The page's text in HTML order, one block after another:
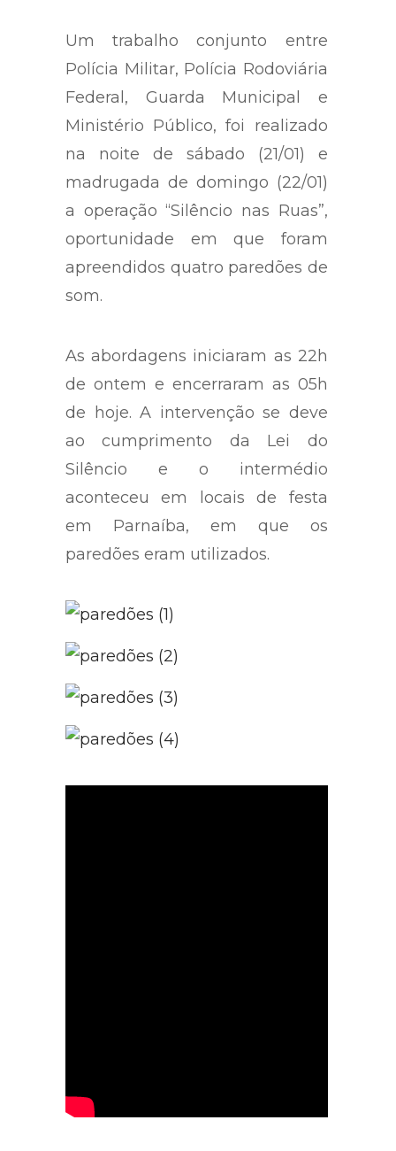
Um trabalho conjunto entre
Polícia Militar, Polícia Rodoviária
Federal, Guarda Municipal e
Ministério Público, foi realizado
na noite de sábado (21/01) e
madrugada de domingo (22/01)
a operação “Silêncio nas Ruas”,
oportunidade em que foram
apreendidos quatro paredões de
som.
As abordagens iniciaram as 22h
de ontem e encerraram as 05h
de hoje. A intervenção se deve
ao cumprimento da Lei do
Silêncio e o intermédio
aconteceu em locais de festa
em Parnaíba, em que os
paredões eram utilizados.